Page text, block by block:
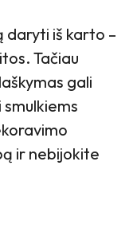
daryti iš karto –
Tačiau
gali
ir nebijokite